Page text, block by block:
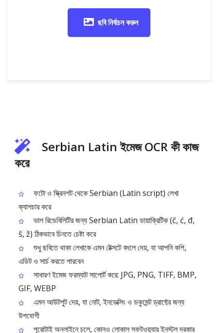
ছবি নির্বাচন করুন
Serbian Latin ইমেজ OCR কী কাজ
করে
ফটো ও স্ক্রিনশট থেকে Serbian (Latin script) লেখা
ক্যাপচার করে
ভাল রিডেবিলিটির জন্য Serbian Latin ডায়াক্রিটিক (č, ć, đ,
š, ž) ঠিকভাবে চিনতে চেষ্টা করে
শুধু ছবিতে থাকা লেখাকে এমন টেক্সটে বদলে দেয়, যা আপনি কপি,
এডিট ও সার্চ করতে পারবেন
সাধারণ ইমেজ ফরম্যাট সাপোর্ট করে: JPG, PNG, TIFF, BMP,
GIF, WEBP
এমন আউটপুট দেয়, যা নোট, ইনডেক্সিং ও ডকুমেন্ট ড্রাফ্টের জন্য
উপযোগী
পুরোটাই অনলাইনে চলে, কোনও লোকাল সফটওয়্যার ইনস্টল দরকার